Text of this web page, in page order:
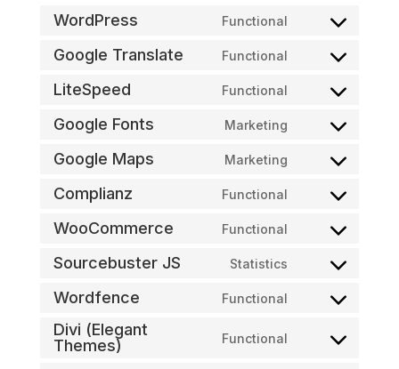
WordPress Functional
Consent
wordpress
Google Translate Functional
Consent
google-
LiteSpeed Functional
Consent
litespeed
Google Fonts Marketing
Consent
google-
Google Maps Marketing
Consent
google-
Complianz Functional
Consent
complianz
WooCommerce Functional
Consent
woocommerce
Sourcebuster JS Statistics
Consent
sourcebuster-
Wordfence Functional
Consent
service
Divi (Elegant
Themes)
Functional
Consent